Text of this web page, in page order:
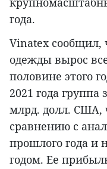
года.
Vinatex
одежды вырос
половине этого
2021 года группа
млрд. долл. США,
сравнению с
прошлого года и
годом. Ее